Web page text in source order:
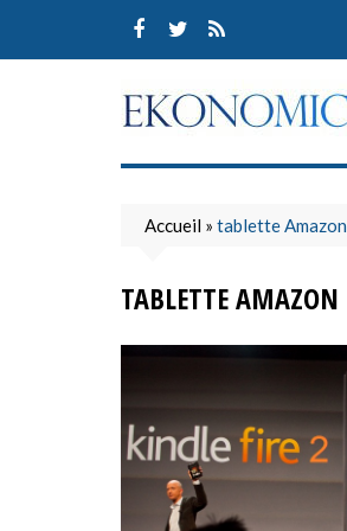
content
Accueil » tablette Amazon
TABLETTE AMAZON